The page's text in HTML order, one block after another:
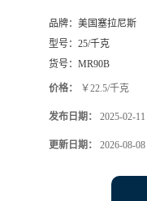
品牌： 美国塞拉尼斯
型号： 25/千克
货号： MR90B
价格： ￥22.5/千克
发布日期： 2025-02-11
更新日期： 2026-08-08